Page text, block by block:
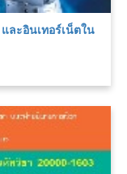
ละอินเทอร์เน็ตใน